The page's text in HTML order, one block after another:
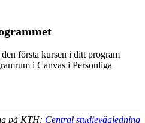
första kursen i ditt program
i Canvas i Personliga
på KTH: Central studievägledning